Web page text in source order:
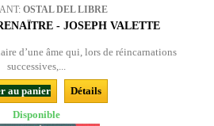
OSTAL DEL LIBRE
- JOSEPH VALETTE
d’une âme qui, lors de réincarnations
successives,...
au panier
Détails
Disponible